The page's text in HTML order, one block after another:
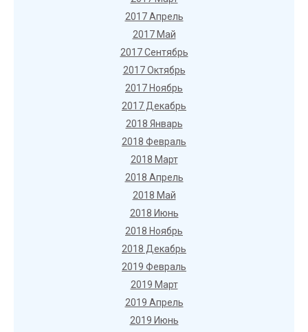
2017 Апрель
2017 Май
2017 Сентябрь
2017 Октябрь
2017 Ноябрь
2017 Декабрь
2018 Январь
2018 Февраль
2018 Март
2018 Апрель
2018 Май
2018 Июнь
2018 Ноябрь
2018 Декабрь
2019 Февраль
2019 Март
2019 Апрель
2019 Июнь